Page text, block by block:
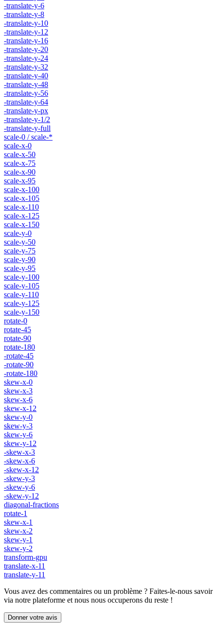
-translate-y-6
-translate-y-8
-translate-y-10
-translate-y-12
-translate-y-16
-translate-y-20
-translate-y-24
-translate-y-32
-translate-y-40
-translate-y-48
-translate-y-56
-translate-y-64
-translate-y-px
-translate-y-1/2
-translate-y-full
scale-0 / scale-*
scale-x-0
scale-x-50
scale-x-75
scale-x-90
scale-x-95
scale-x-100
scale-x-105
scale-x-110
scale-x-125
scale-x-150
scale-y-0
scale-y-50
scale-y-75
scale-y-90
scale-y-95
scale-y-100
scale-y-105
scale-y-110
scale-y-125
scale-y-150
rotate-0
rotate-45
rotate-90
rotate-180
-rotate-45
-rotate-90
-rotate-180
skew-x-0
skew-x-3
skew-x-6
skew-x-12
skew-y-0
skew-y-3
skew-y-6
skew-y-12
-skew-x-3
-skew-x-6
-skew-x-12
-skew-y-3
-skew-y-6
-skew-y-12
diagonal-fractions
rotate-1
skew-x-1
skew-x-2
skew-y-1
skew-y-2
transform-gpu
translate-x-11
translate-y-11
Vous avez des commentaires ou un problème ? Faites-le-nous savoir
via notre plateforme et nous nous occuperons du reste !
Donner votre avis